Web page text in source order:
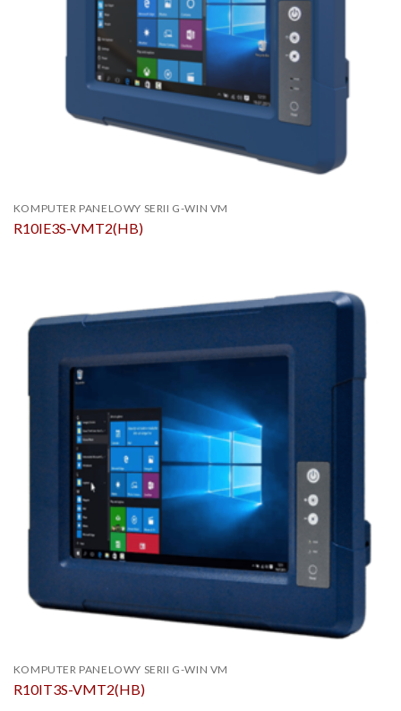
KOMPUTER PANELOWY SERII G-WIN VM
R10IE3S-VMT2(HB)
KOMPUTER PANELOWY SERII G-WIN VM
R10IT3S-VMT2(HB)